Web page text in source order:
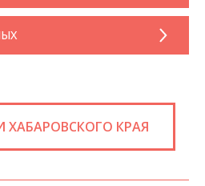
ХАБАРОВСКОГО КРАЯ